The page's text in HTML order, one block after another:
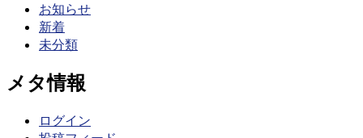
お知らせ
新着
未分類
メタ情報
ログイン